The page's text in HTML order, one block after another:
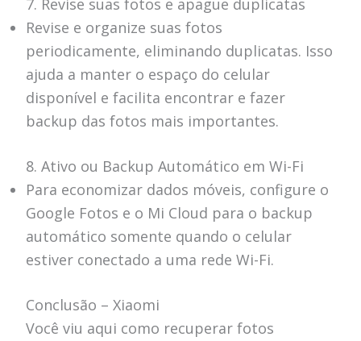
7. Revise suas fotos e apague duplicatas
Revise e organize suas fotos
periodicamente, eliminando duplicatas. Isso
ajuda a manter o espaço do celular
disponível e facilita encontrar e fazer
backup das fotos mais importantes.
8. Ativo ou Backup Automático em Wi-Fi
Para economizar dados móveis, configure o
Google Fotos e o Mi Cloud para o backup
automático somente quando o celular
estiver conectado a uma rede Wi-Fi.
Conclusão – Xiaomi
Você viu aqui como recuperar fotos